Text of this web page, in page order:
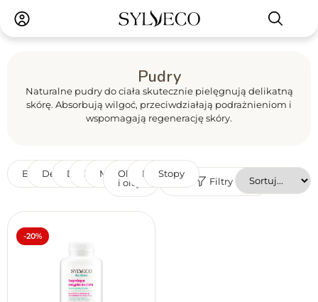
Pudry
Naturalne pudry do ciała skutecznie pielęgnują delikatną
skórę. Absorbują wilgoć, przeciwdziałają podrażnieniom i
wspomagają regenerację skóry.
Filtry
BalsamyDezodoranty
DłonieMasłaMgiełkiOlejki
i oleje
PudryStopy
-20%